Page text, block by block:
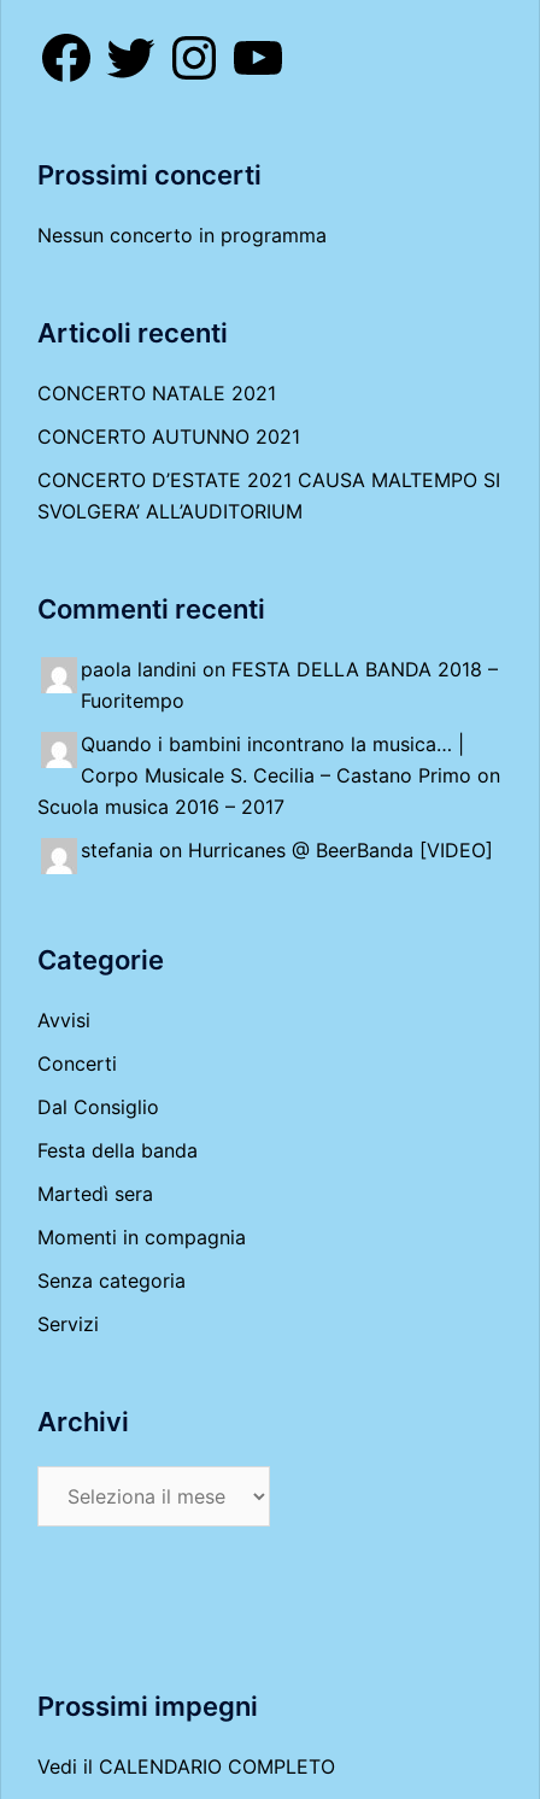
FacebookTwitter InstagramYouTube
Prossimi concerti
Nessun concerto in programma
Articoli recenti
CONCERTO NATALE 2021
CONCERTO AUTUNNO 2021
CONCERTO D’ESTATE 2021 CAUSA MALTEMPO SI
SVOLGERA’ ALL’AUDITORIUM
Commenti recenti
paola landini on FESTA DELLA BANDA 2018 –
Fuoritempo
Quando i bambini incontrano la musica… |
Corpo Musicale S. Cecilia – Castano Primo on
Scuola musica 2016 – 2017
stefania on Hurricanes @ BeerBanda [VIDEO]
Categorie
Avvisi
Concerti
Dal Consiglio
Festa della banda
Martedì sera
Momenti in compagnia
Senza categoria
Servizi
Archivi
Prossimi impegni
Vedi il CALENDARIO COMPLETO